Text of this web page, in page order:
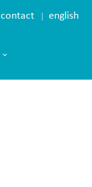
contact english